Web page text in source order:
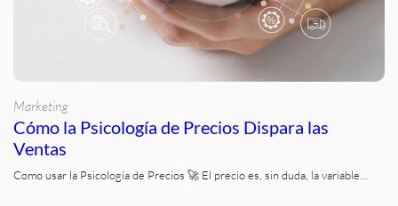
Marketing
Cómo la Psicología de Precios Dispara las
Ventas
Como usar la Psicología de Precios 🚀 El precio es, sin duda, la variable…